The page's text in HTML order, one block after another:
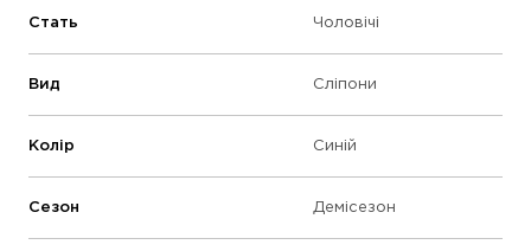
Стать Чоловічі
Вид Сліпони
Колір Синій
Сезон Демісезон